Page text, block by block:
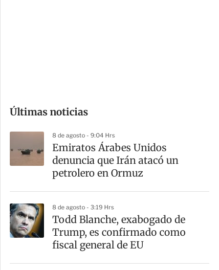
m
r
t
Últimas noticias
8 de agosto - 9:04 Hrs
Emiratos Árabes Unidos
denuncia que Irán atacó un
petrolero en Ormuz
8 de agosto - 3:19 Hrs
Todd Blanche, exabogado de
Trump, es confirmado como
fiscal general de EU